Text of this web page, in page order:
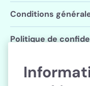
Conditions
Politique de
Paramètres des